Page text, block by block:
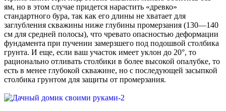
ям, но в этом случае придется нарастить «древко»
стандартного бура, так как его длины не хватает для
заглубления скважины ниже глубины промерзания (130—140
см для средней полосы), что чревато опасностью деформации
фундамента при пучении замерзшего под подошвой столбика
грунта. И еще, если ваш участок имеет уклон до 20°, то
рационально отливать столбики в более высокой опалубке, то
есть в менее глубокой скважине, но с последующей засыпкой
столбика грунтом для защиты от промерзания.